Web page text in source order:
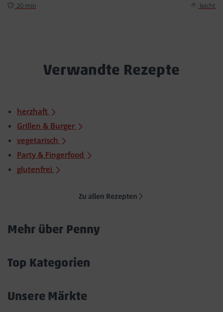
20 min leicht
Verwandte Rezepte
herzhaft
Grillen & Burger
vegetarisch
Party & Fingerfood
glutenfrei
Zu allen Rezepten
Mehr über Penny
Top Kategorien
Unsere Märkte